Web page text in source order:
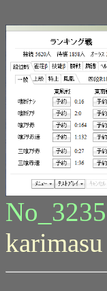
karimasu